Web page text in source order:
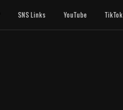
SNS Links YouTube TikTok